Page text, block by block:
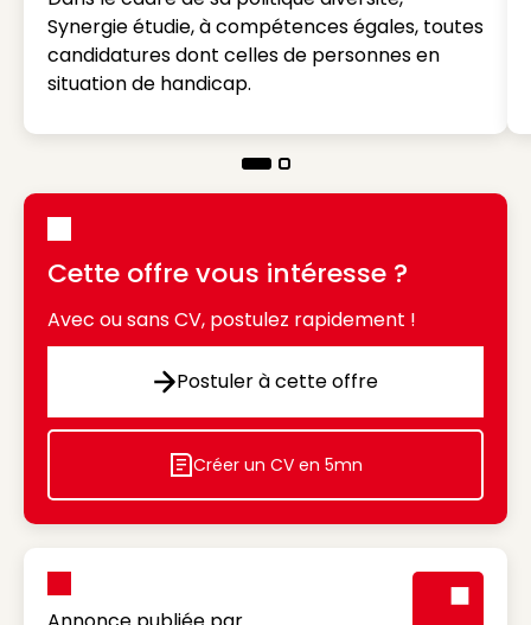
Synergie étudie, à compétences égales, toutes
candidatures dont celles de personnes en
situation de handicap.
Cette offre vous intéresse ?
Avec ou sans CV, postulez rapidement !
Postuler à cette offre
Postuler à cette offre
Icon decorative
Créer un CV en 5mn